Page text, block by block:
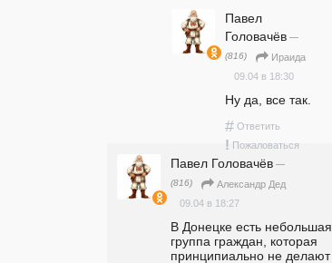
Павел
Головачёв —
(816)
Ираида
09.04 в 18:30
Ну да, все так.
# Ответить
! Пожаловаться
Павел Головачёв —
(816)
Александр Дед
09.04 в 18:27
В Донецке есть небольшая
группа граждан, которая
принципиально не делают